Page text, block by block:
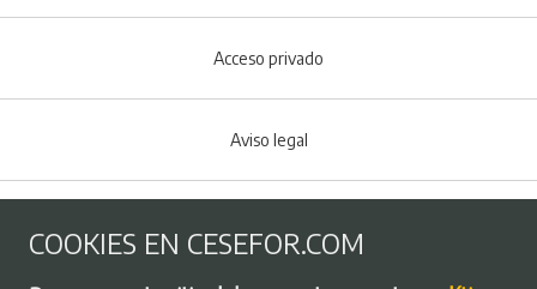
Menú del pie
Acceso privado
Aviso legal
COOKIES EN CESEFOR.COM